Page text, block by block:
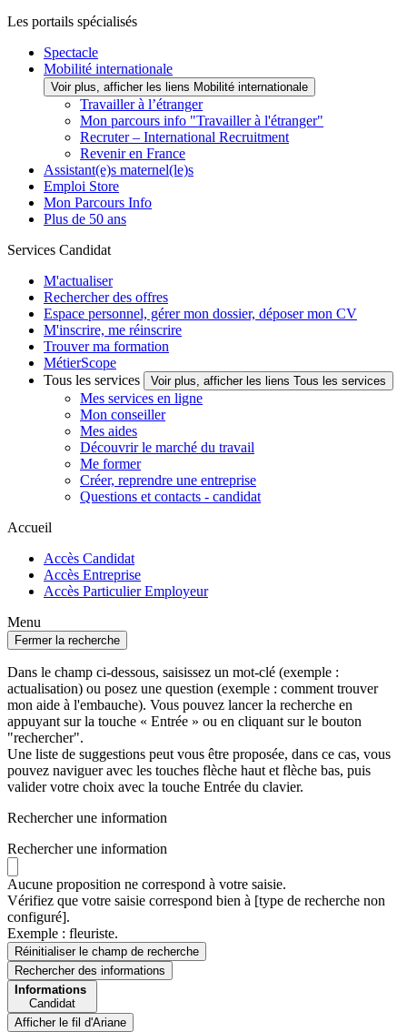
Les portails spécialisés
Spectacle
Mobilité internationale
Voir plus, afficher les liens Mobilité internationale
Travailler à l’étranger
Mon parcours info "Travailler à l'étranger"
Recruter – International Recruitment
Revenir en France
Assistant(e)s maternel(le)s
Emploi Store
Mon Parcours Info
Plus de 50 ans
Services Candidat
M'actualiser
Rechercher des offres
Espace personnel, gérer mon dossier, déposer mon CV
M'inscrire, me réinscrire
Trouver ma formation
MétierScope
Tous les services
Voir plus, afficher les liens Tous les services
Mes services en ligne
Mon conseiller
Mes aides
Découvrir le marché du travail
Me former
Créer, reprendre une entreprise
Questions et contacts - candidat
Accueil
Accès Candidat
Accès Entreprise
Accès Particulier Employeur
Menu
Fermer la recherche
Dans le champ ci-dessous, saisissez un mot-clé (exemple :
actualisation) ou posez une question (exemple : comment trouver
mon aide à l'embauche). Vous pouvez lancer la recherche en
appuyant sur la touche « Entrée » ou en cliquant sur le bouton
"rechercher".
Une liste de suggestions peut vous être proposée, dans ce cas, vous
pouvez naviguer avec les touches flèche haut et flèche bas, puis
valider votre choix avec la touche Entrée du clavier.
Rechercher une information
Rechercher une information
Aucune proposition ne correspond à votre saisie.
Vérifiez que votre saisie correspond bien à [type de recherche non
configuré].
Exemple : fleuriste.
Réinitialiser le champ de recherche
Rechercherdes informations
Informations
Candidat
Afficher le fil d'Ariane